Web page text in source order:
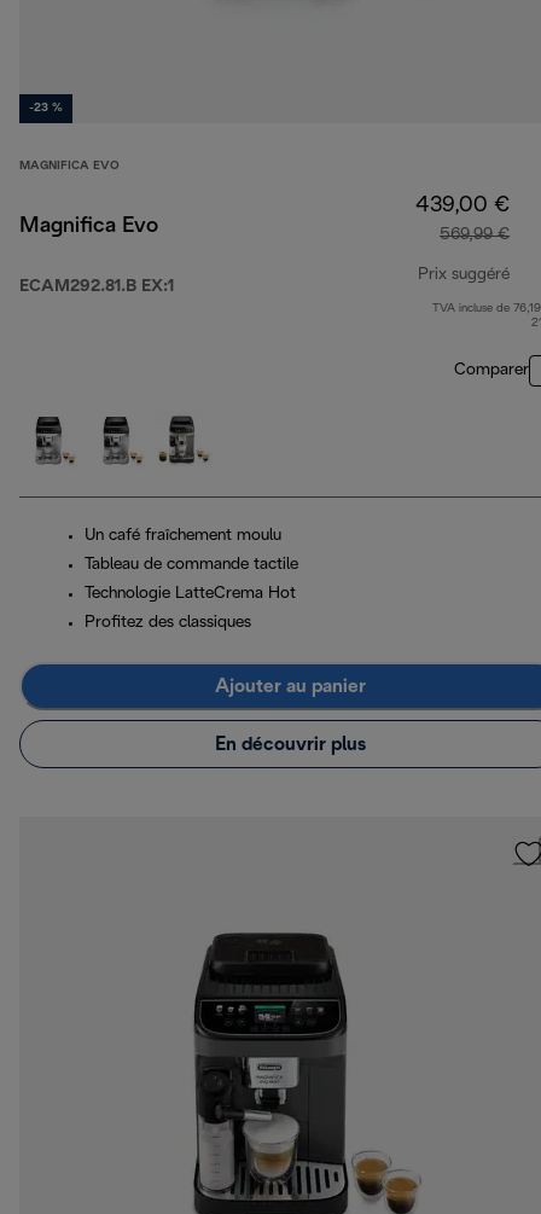
-23 %
MAGNIFICA EVO
Magnifica Evo
ECAM292.81.B EX:1
439,00 €
569,99 €
Prix suggéré
TVA incluse de
Comparer
Un café fraîchement moulu
Tableau de commande tactile
Technologie LatteCrema Hot
Profitez des classiques
Ajouter au panier
En découvrir plus